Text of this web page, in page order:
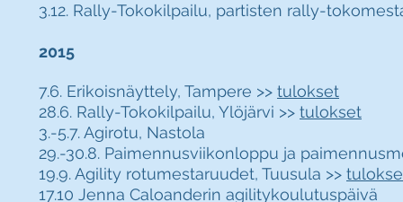
3.12. Rally-Tokokilpailu, partisten rally-
2015
7.6. Erikoisnäyttely, Tampere >> tulokset
28.6. Rally-Tokokilpailu, Ylöjärvi >> tulokset
3.-5.7. Agirotu, Nastola
29.-30.8. Paimennusviikonloppu ja
19.9. Agility rotumestaruudet, Tuusula >>
17.10 Jenna Caloanderin agilitykoulutuspäivä